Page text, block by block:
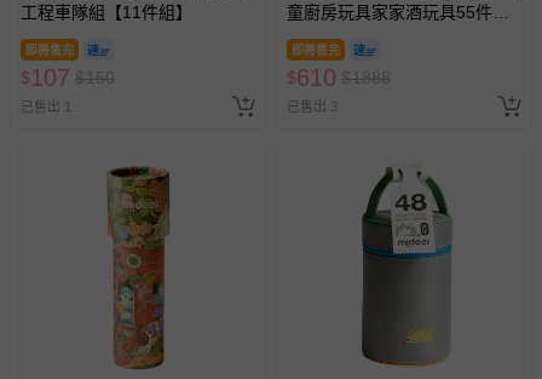
工程車隊組【11件組】
即將售完
$107 $150
已售出 1
童廚房玩具家家酒玩具55件組
(仿真廚具/BBQ烤肉架/切切樂/
生日禮物/兒童節/交換禮物)
即將售完
$610 $1888
已售出 3